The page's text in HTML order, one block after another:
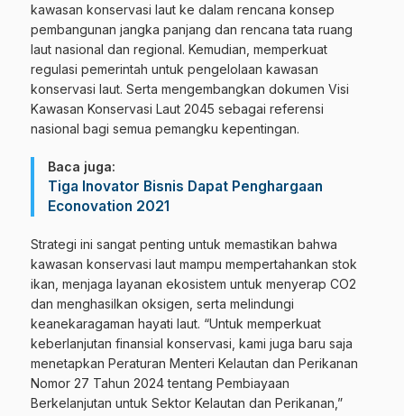
kawasan konservasi laut ke dalam rencana konsep
pembangunan jangka panjang dan rencana tata ruang
laut nasional dan regional. Kemudian, memperkuat
regulasi pemerintah untuk pengelolaan kawasan
konservasi laut. Serta mengembangkan dokumen Visi
Kawasan Konservasi Laut 2045 sebagai referensi
nasional bagi semua pemangku kepentingan.
Baca juga:
Tiga Inovator Bisnis Dapat Penghargaan
Econovation 2021
Strategi ini sangat penting untuk memastikan bahwa
kawasan konservasi laut mampu mempertahankan stok
ikan, menjaga layanan ekosistem untuk menyerap CO2
dan menghasilkan oksigen, serta melindungi
keanekaragaman hayati laut. “Untuk memperkuat
keberlanjutan finansial konservasi, kami juga baru saja
menetapkan Peraturan Menteri Kelautan dan Perikanan
Nomor 27 Tahun 2024 tentang Pembiayaan
Berkelanjutan untuk Sektor Kelautan dan Perikanan,”